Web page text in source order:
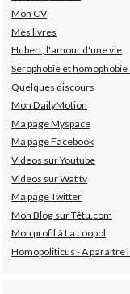
Mon CV
Mes livres
Hubert, l'amour d'une vie
Sérophobie et
Quelques discours
Mon DailyMotion
Ma page Myspace
Ma page Facebook
Videos sur Youtube
Videos sur Wat tv
Ma page Twitter
Mon Blog sur Têtu.com
Mon profil à La coopol
Homopoliticus - A paraître